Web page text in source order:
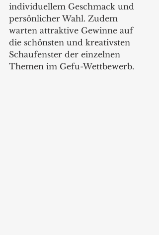
individuellem Geschmack und
persönlicher Wahl. Zudem
warten attraktive Gewinne auf
die schönsten und kreativsten
Schaufenster der einzelnen
Themen im Gefu-Wettbewerb.